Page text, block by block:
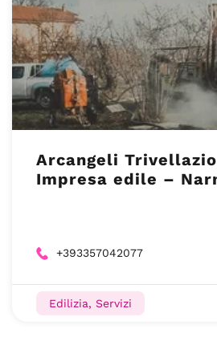
Arcangeli
Impresa edile –
+393357042077
Edilizia, Servizi